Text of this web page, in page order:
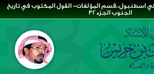
اسطنبول،،قسم المؤلفات- القول المكتوب في تاريخ
الجنوب الجزء32